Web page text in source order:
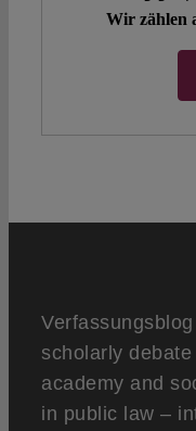
Wir zählen
scholarly
academy and
in public law –